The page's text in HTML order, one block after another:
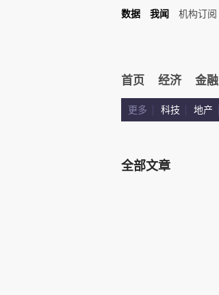
数据 我闻 机构订阅
首页 经济 金融
更多 科技 地产
全部文章